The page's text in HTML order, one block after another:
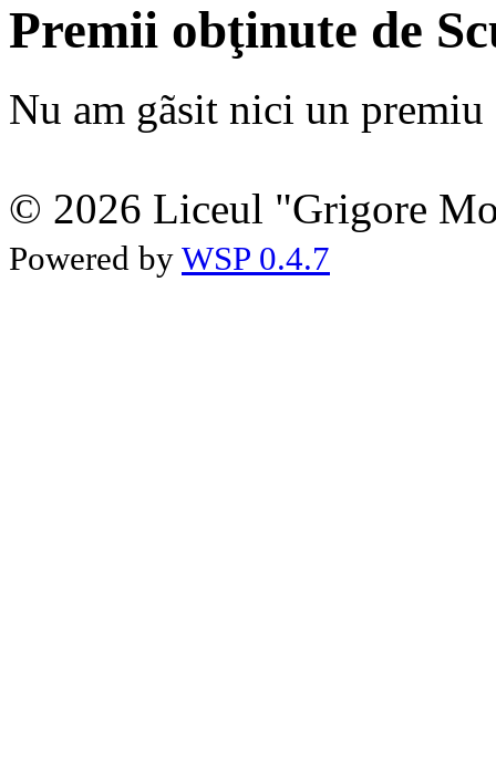
Premii obţinute de
Nu am gãsit nici un premiu
© 2026 Liceul "Grigore
Powered by WSP 0.4.7